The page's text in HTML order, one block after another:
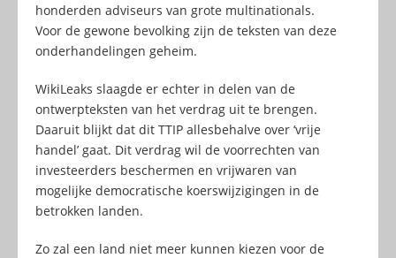
honderden adviseurs van grote multinationals.
Voor de gewone bevolking zijn de teksten van deze
onderhandelingen geheim.
WikiLeaks slaagde er echter in delen van de
ontwerpteksten van het verdrag uit te brengen.
Daaruit blijkt dat dit TTIP allesbehalve over ‘vrije
handel’ gaat. Dit verdrag wil de voorrechten van
investeerders beschermen en vrijwaren van
mogelijke democratische koerswijzigingen in de
betrokken landen.
Zo zal een land niet meer kunnen kiezen voor de